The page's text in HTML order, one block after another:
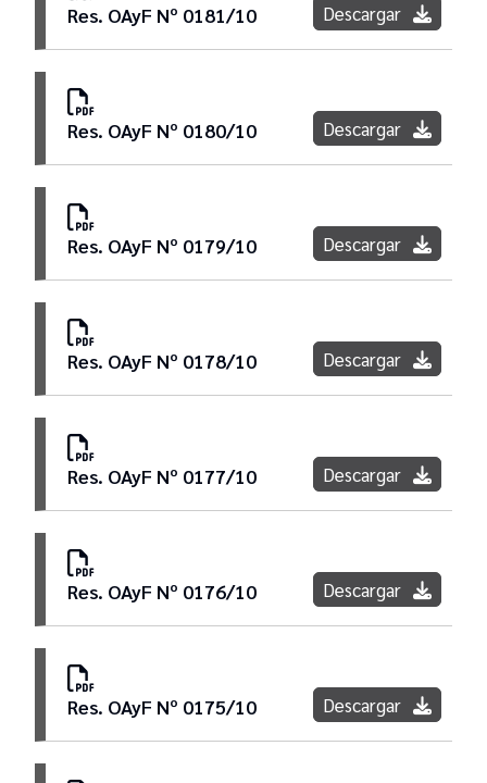
Res. OAyF Nº 0181/10 Descargar
Res. OAyF Nº 0180/10 Descargar
Res. OAyF Nº 0179/10 Descargar
Res. OAyF Nº 0178/10 Descargar
Res. OAyF Nº 0177/10 Descargar
Res. OAyF Nº 0176/10 Descargar
Res. OAyF Nº 0175/10 Descargar